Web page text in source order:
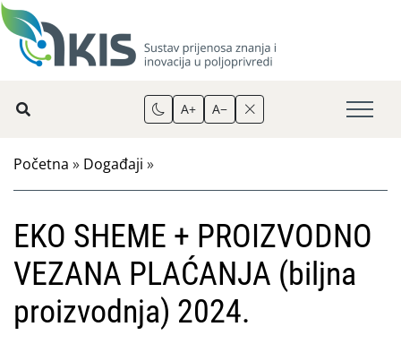
A+ A−
Početna » Događaji »
EKO SHEME + PROIZVODNO
VEZANA PLAĆANJA (biljna
proizvodnja) 2024.